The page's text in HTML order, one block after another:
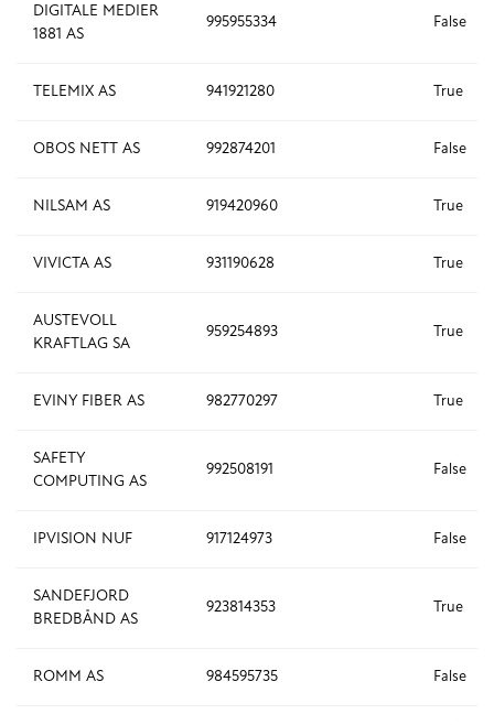
DIGITALE MEDIER
1881 AS
995955334 False
TELEMIX AS 941921280 True
OBOS NETT AS 992874201 False
NILSAM AS 919420960 True
VIVICTA AS 931190628 True
AUSTEVOLL
KRAFTLAG SA
959254893 True
EVINY FIBER AS 982770297 True
SAFETY
COMPUTING AS
992508191 False
IPVISION NUF 917124973 False
SANDEFJORD
BREDBÅND AS
923814353 True
ROMM AS 984595735 False